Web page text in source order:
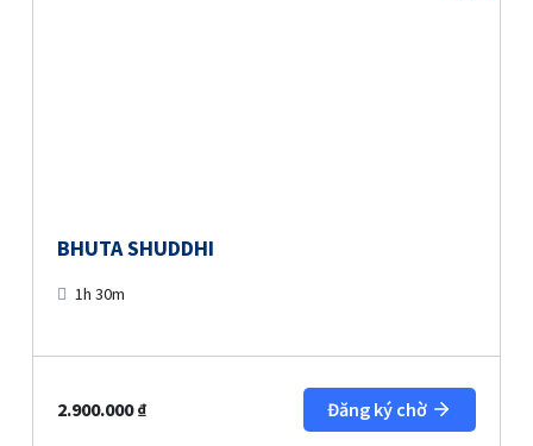
BHUTA SHUDDHI
1h 30m
2.900.000₫ Đăng ký chờ